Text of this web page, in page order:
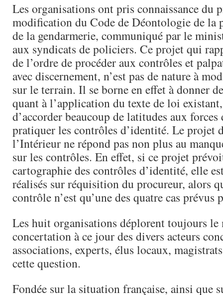
Les organisations ont pris connaissance du
modification du Code de Déontologie de la
de la gendarmerie, communiqué par le
aux syndicats de policiers. Ce projet qui
de l’ordre de procéder aux contrôles et
avec discernement, n’est pas de nature à
sur le terrain. Il se borne en effet à donner
quant à l’application du texte de loi
d’accorder beaucoup de latitudes aux
pratiquer les contrôles d’identité. Le projet
l’Intérieur ne répond pas non plus au
sur les contrôles. En effet, si ce projet
cartographie des contrôles d’identité, elle
réalisés sur réquisition du procureur, alors
contrôle n’est qu’une des quatre cas prévus
Les huit organisations déplorent toujours le
concertation à ce jour des divers acteurs
associations, experts, élus locaux,
cette question.
Fondée sur la situation française, ainsi que